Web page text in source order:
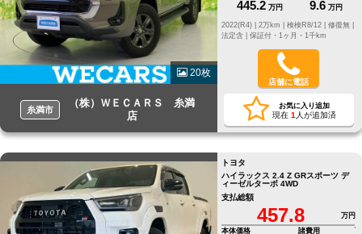
20枚
糸満市
（株）ＷＥＣＡＲＳ 糸満
店
445.2 万円 9.6 万円
修復無 |
法定含 | 保証付・1ヶ月・1千km
店舗に電話
お気に入り追加
現在 1 人が追加済
トヨタ
ハイラックス 2.4 Z GRスポーツ デ
ィーゼルターボ 4WD
支払総額
457.8
万円
本体価格
諸費用